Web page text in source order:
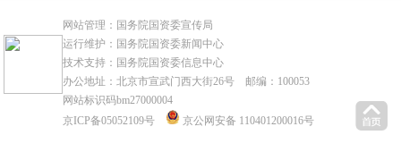
网站管理：国务院国资委宣传局
运行维护：国务院国资委新闻中心
技术支持：国务院国资委信息中心
办公地址：北京市宣武门西大街26号 邮编：100053
网站标识码bm27000004
京ICP备05052109号
京公网安备 110401200016号